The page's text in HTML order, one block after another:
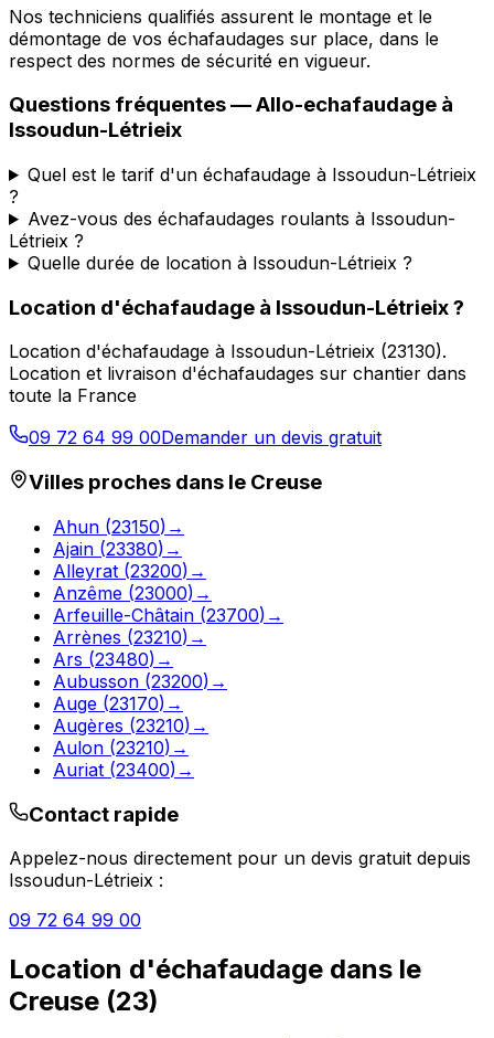
Nos techniciens qualifiés assurent le montage et le
démontage de vos échafaudages sur place, dans le
respect des normes de sécurité en vigueur.
Questions fréquentes —Allo-echafaudage à
Issoudun-Létrieix
Quel est le tarif d'un échafaudage à Issoudun-Létrieix
?
Avez-vous des échafaudages roulants à Issoudun-
Létrieix ?
Quelle durée de location à Issoudun-Létrieix ?
Location d'échafaudage à Issoudun-Létrieix?
Location d'échafaudage à Issoudun-Létrieix (23130).
Location et livraison d'échafaudages sur chantier dans
toute la France
09 72 64 99 00Demander un devis gratuit
Villes proches dans le Creuse
Ahun (23150) →
Ajain (23380) →
Alleyrat (23200) →
Anzême (23000) →
Arfeuille-Châtain (23700) →
Arrènes (23210) →
Ars (23480) →
Aubusson (23200) →
Auge (23170) →
Augères (23210) →
Aulon (23210) →
Auriat (23400) →
Contact rapide
Appelez-nous directement pour un devis gratuit depuis
Issoudun-Létrieix :
09 72 64 99 00
Location d'échafaudage dans le
Creuse (23)